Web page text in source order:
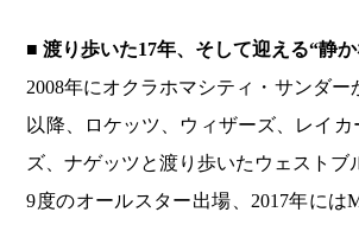
■ 渡り歩いた17年、そして迎える“静
2008年にオクラホマシティ・サンダー
以降、ロケッツ、ウィザーズ、レイ
ズ、ナゲッツと渡り歩いたウェストブ
9度のオールスター出場、2017年には